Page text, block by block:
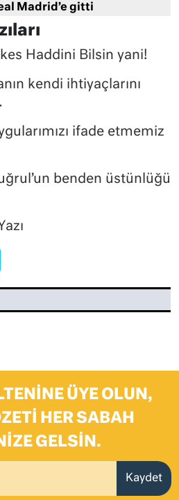
Madrid’e gitti
Haddini Bilsin yani!
kendi ihtiyaçlarını
ifade etmemiz
benden üstünlüğü
ÜYE OLUN,
HER SABAH
GELSIN.
Kaydet